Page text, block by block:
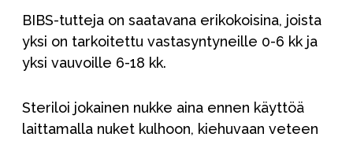
BIBS-tutteja on saatavana erikokoisina, joista
yksi on tarkoitettu vastasyntyneille 0-6 kk ja
yksi vauvoille 6-18 kk.
Steriloi jokainen nukke aina ennen käyttöä
laittamalla nuket kulhoon, kiehuvaan veteen